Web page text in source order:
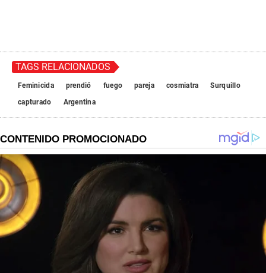
TAGS RELACIONADOS
Feminicida prendió fuego pareja cosmiatra
Surquillo
capturado
Argentina